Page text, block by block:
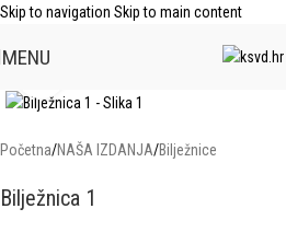
Skip to navigation Skip to main content
MENU
Početna/NAŠA IZDANJA/Bilježnice
Bilježnica 1